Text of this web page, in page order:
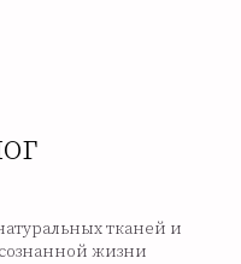
тканей и
жизни